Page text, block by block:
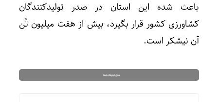
باعث شده این استان در صدر تولیدکنندگان
کشاورزی کشور قرار بگیرد، بیش از هفت میلیون تُن
آن نیشکر است.